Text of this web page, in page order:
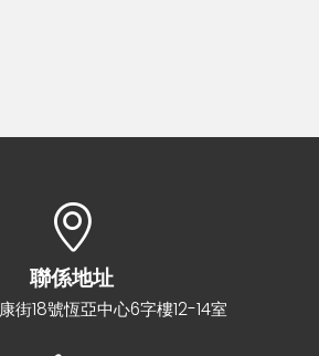
聯係地址
街18號恆亞中心6字樓12-14室